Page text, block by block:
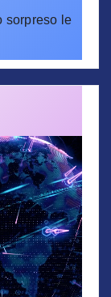
sorpreso le